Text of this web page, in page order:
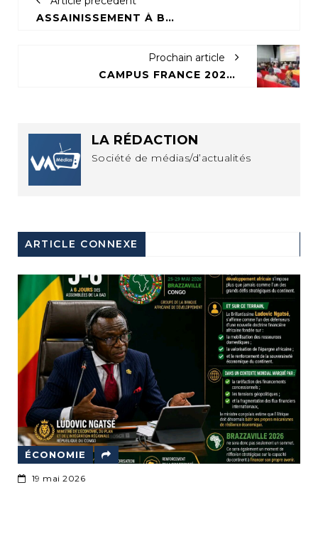
ASSAINISSEMENT À BRAZZAVILLE : ALBAYRAK NETTOIE LE CENTRE ET OUBLIE LES QUARTIERS
Prochain article
CAMPUS FRANCE 2025 : AGL PRÉSENTE LES OPPORTUNITÉS DU SECTEUR LOGISTIQUE AUX JEUNES CONGOLAIS
LA RÉDACTION
Société de médias/d’actualités
ARTICLE CONNEXE
ÉCONOMIE
19 mai 2026